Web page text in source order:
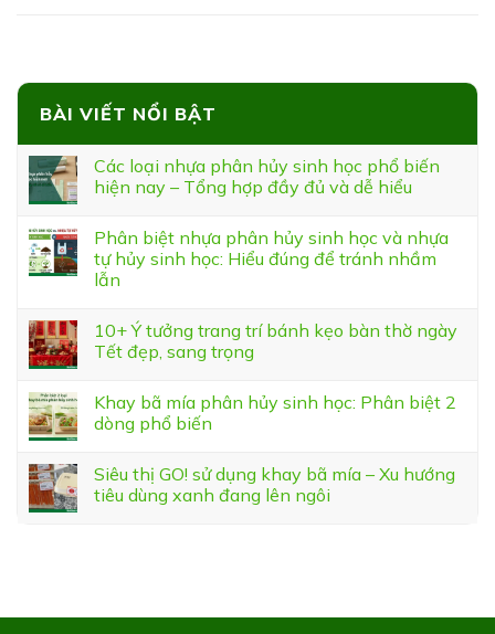
BÀI VIẾT NỔI BẬT
Các loại nhựa phân hủy sinh học phổ biến
hiện nay – Tổng hợp đầy đủ và dễ hiểu
Phân biệt nhựa phân hủy sinh học và nhựa
tự hủy sinh học: Hiểu đúng để tránh nhầm
lẫn
10+ Ý tưởng trang trí bánh kẹo bàn thờ ngày
Tết đẹp, sang trọng
Khay bã mía phân hủy sinh học: Phân biệt 2
dòng phổ biến
Siêu thị GO! sử dụng khay bã mía – Xu hướng
tiêu dùng xanh đang lên ngôi